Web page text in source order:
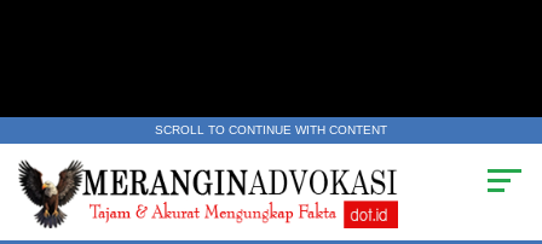
SCROLL TO CONTINUE WITH CONTENT